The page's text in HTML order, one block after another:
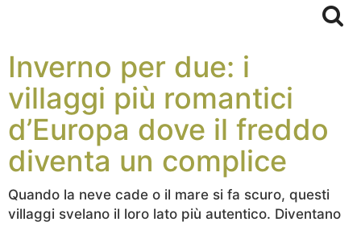
Inverno per due: i
villaggi più romantici
d’Europa dove il freddo
diventa un complice
Quando la neve cade o il mare si fa scuro, questi
villaggi svelano il loro lato più autentico. Diventano